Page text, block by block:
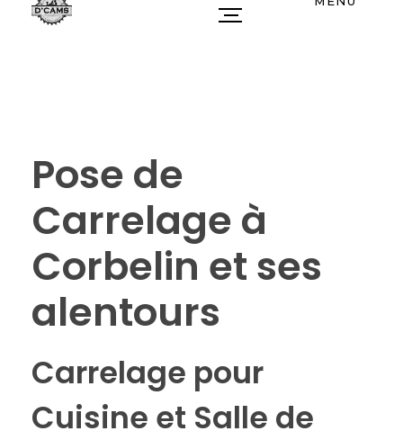
Pose de
Carrelage à
Corbelin et ses
alentours
Carrelage pour
Cuisine et Salle de